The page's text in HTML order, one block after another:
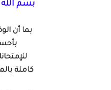
بسم الله
بما أن
كاملة